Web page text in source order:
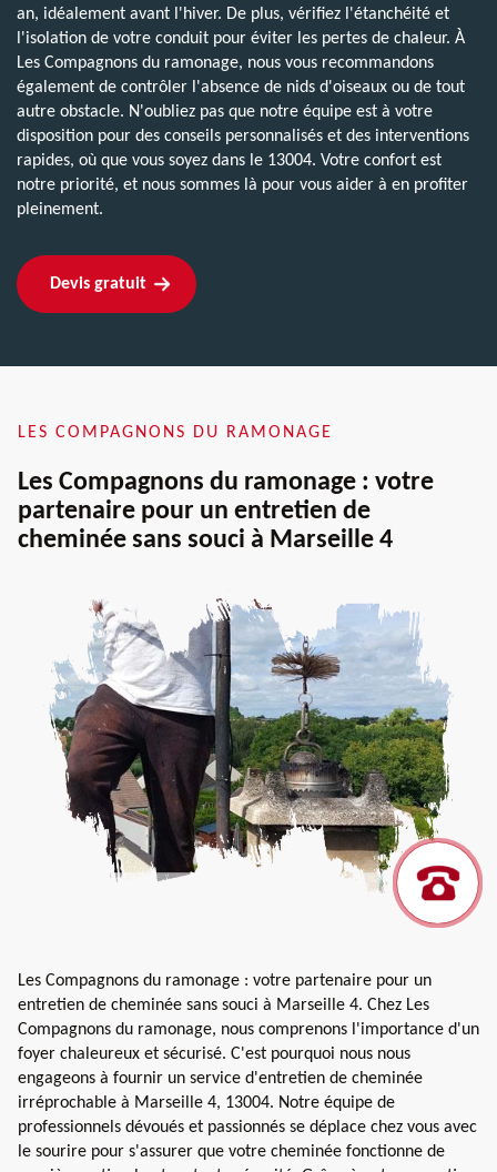
an, idéalement avant l'hiver. De plus, vérifiez l'étanchéité et
l'isolation de votre conduit pour éviter les pertes de chaleur. À
Les Compagnons du ramonage, nous vous recommandons
également de contrôler l'absence de nids d'oiseaux ou de tout
autre obstacle. N'oubliez pas que notre équipe est à votre
disposition pour des conseils personnalisés et des interventions
rapides, où que vous soyez dans le 13004. Votre confort est
notre priorité, et nous sommes là pour vous aider à en profiter
pleinement.
Devis gratuit
LES COMPAGNONS DU RAMONAGE
Les Compagnons du ramonage : votre
partenaire pour un entretien de
cheminée sans souci à Marseille 4
Les Compagnons du ramonage : votre partenaire pour un
entretien de cheminée sans souci à Marseille 4. Chez Les
Compagnons du ramonage, nous comprenons l'importance d'un
foyer chaleureux et sécurisé. C'est pourquoi nous nous
engageons à fournir un service d'entretien de cheminée
irréprochable à Marseille 4, 13004. Notre équipe de
professionnels dévoués et passionnés se déplace chez vous avec
le sourire pour s'assurer que votre cheminée fonctionne de